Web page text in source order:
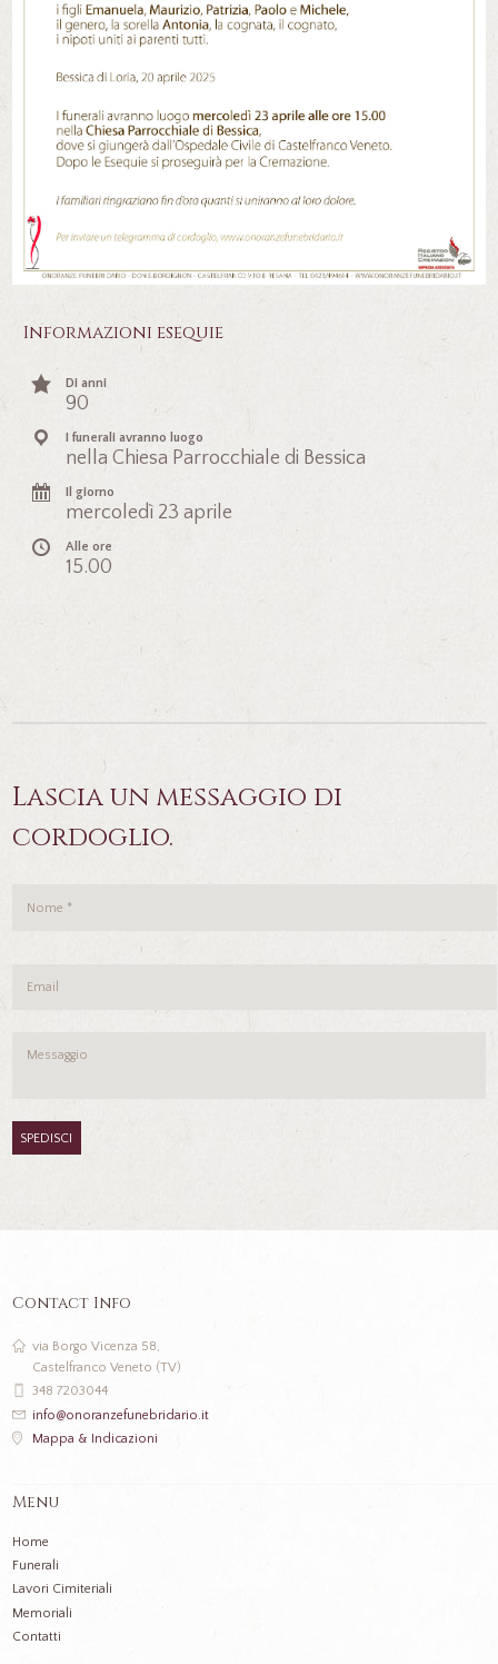
Informazioni esequie
Di anni
90
I funerali avranno luogo
nella Chiesa Parrocchiale di Bessica
Il giorno
mercoledì 23 aprile
Alle ore
15.00
Lascia un messaggio di
cordoglio.
Contact Info
via Borgo Vicenza 58,
Castelfranco Veneto (TV)
348 7203044
info@onoranzefunebridario.it
Mappa & Indicazioni
Menu
Home
Funerali
Lavori Cimiteriali
Memoriali
Contatti